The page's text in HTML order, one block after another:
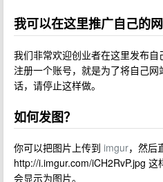
我可以在这里推广自己的网
我们非常欢迎创业者在这里发布
注册一个账号，就是为了将自己
话，请停止这样做。
如何发图？
你可以把图片上传到 imgur，然后
http://i.imgur.com/iCH2RvP.jpg
会显示为图片。